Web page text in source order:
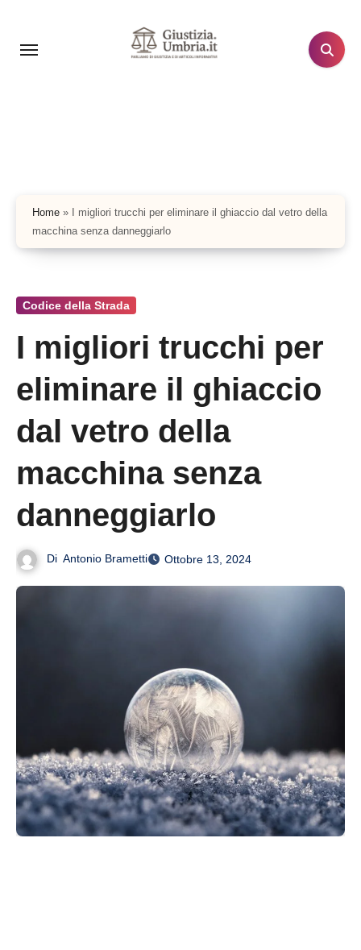
contenuto
Home »
I migliori trucchi per eliminare il ghiaccio dal vetro della
macchina senza danneggiarlo
Codice della Strada
I migliori trucchi per
eliminare il ghiaccio
dal vetro della
macchina senza
danneggiarlo
Di Antonio Brametti Ottobre 13, 2024